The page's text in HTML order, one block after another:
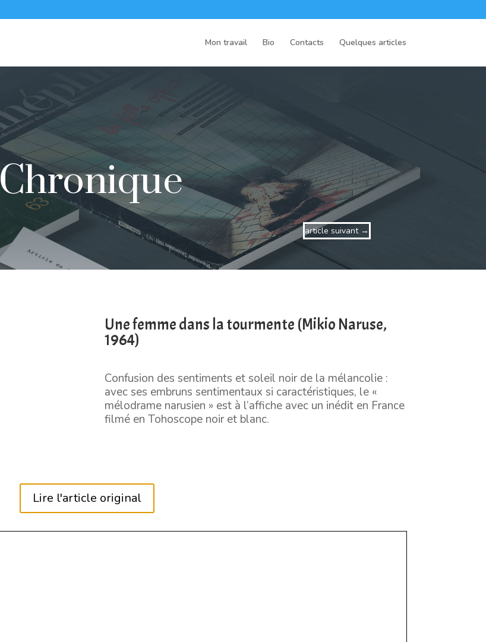
Mon travail Bio Contacts Quelques articles
Chronique
article suivant→
Une femme dans la tourmente (Mikio Naruse,
1964)
Confusion des sentiments et soleil noir de la mélancolie :
avec ses embruns sentimentaux si caractéristiques, le «
mélodrame narusien » est à l’affiche avec un inédit en France
filmé en Tohoscope noir et blanc.
Lire l'article original